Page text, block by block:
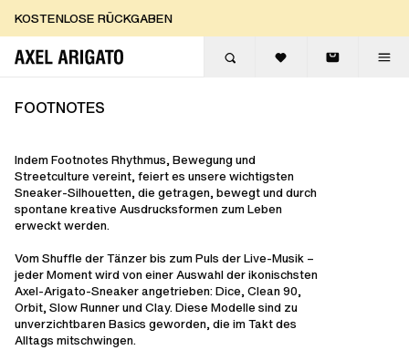
Zum Inhalt springen
KOSTENLOSE EXPRESSLIEFERUNG
KOSTENLOSE EXPRESSLIEFERUNG
FOOTNOTES
Indem Footnotes Rhythmus, Bewegung und
Streetculture vereint, feiert es unsere wichtigsten
Sneaker-Silhouetten, die getragen, bewegt und durch
spontane kreative Ausdrucksformen zum Leben
erweckt werden.
Vom Shuffle der Tänzer bis zum Puls der Live-Musik –
jeder Moment wird von einer Auswahl der ikonischsten
Axel-Arigato-Sneaker angetrieben: Dice, Clean 90,
Orbit, Slow Runner und Clay. Diese Modelle sind zu
unverzichtbaren Basics geworden, die im Takt des
Alltags mitschwingen.